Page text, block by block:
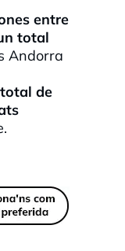
entre
total
Andorra
de